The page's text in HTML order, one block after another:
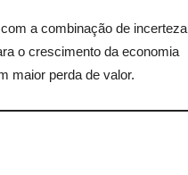
a combinação de incerteza
o crescimento da economia
maior perda de valor.